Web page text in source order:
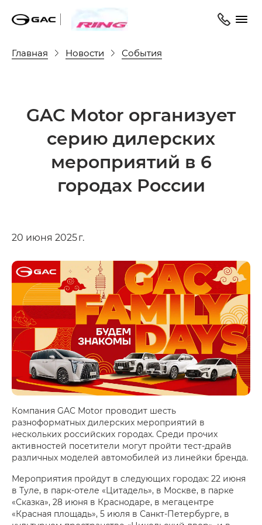
Главная Новости События
GAC Motor организует
серию дилерских
мероприятий в 6
городах России
20 июня 2025 г.
Компания GAC Motor проводит шесть
разноформатных дилерских мероприятий в
нескольких российских городах. Среди прочих
активностей посетители могут пройти тест-драйв
различных моделей автомобилей из линейки бренда.
Мероприятия пройдут в следующих городах: 22 июня
в Туле, в парк-отеле «Цитадель», в Москве, в парке
«Сказка», 28 июня в Краснодаре, в мегацентре
«Красная площадь», 5 июля в Санкт-Петербурге, в